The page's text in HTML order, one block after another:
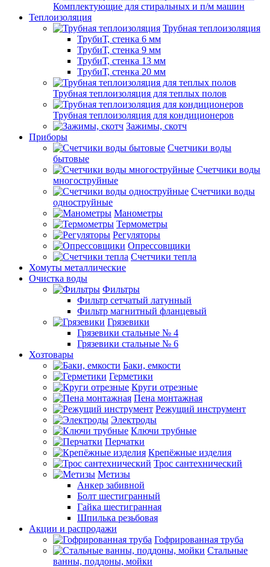
Комплектующие для стиральных и п/м машин
Теплоизоляция
Трубная теплоизоляция
ТрубиТ, стенка 6 мм
ТрубиТ, стенка 9 мм
ТрубиТ, стенка 13 мм
ТрубиТ, стенка 20 мм
Трубная теплоизоляция для теплых полов
Трубная теплоизоляция для кондиционеров
Зажимы, скотч
Приборы
Счетчики воды
бытовые
Счетчики воды
многоструйные
Счетчики воды
одноструйные
Манометры
Термометры
Регуляторы
Опрессовщики
Счетчики тепла
Хомуты металлические
Очистка воды
Фильтры
Фильтр сетчатый латунный
Фильтр магнитный фланцевый
Грязевики
Грязевики стальные № 4
Грязевики стальные № 6
Хозтовары
Баки, емкости
Герметики
Круги отрезные
Пена монтажная
Режущий инструмент
Электроды
Ключи трубные
Перчатки
Крепёжные изделия
Трос сантехнический
Метизы
Анкер забивной
Болт шестигранный
Гайка шестигранная
Шпилька резьбовая
Акции и распродажи
Гофрированная труба
Стальные
ванны, поддоны, мойки